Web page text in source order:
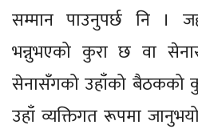
सम्मान पाउनुपर्छ नि ।
भन्नुभएको कुरा छ वा
सेनासँगको उहाँको बैठकको
उहाँ व्यक्तिगत रूपमा